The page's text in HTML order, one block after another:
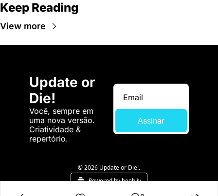
Keep Reading
View more
Update or
Die!
Você, sempre em
uma nova versão.
Criatividade &
repertório.
Assinar
© 2026 Update or Die!.
Powered by beehiiv